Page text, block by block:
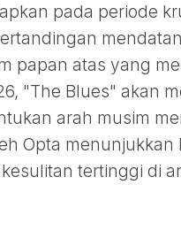
pada periode
papan atas yang
"The Blues" akan
arah musim
Opta menunjukkan
tertinggi di